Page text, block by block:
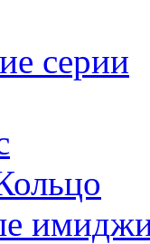
серии